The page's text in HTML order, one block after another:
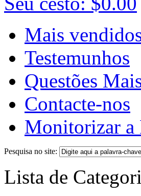
Mais
Testemunhos
Questões
Contacte-nos
Monitorizar a
Pesquisa no site:
Lista de